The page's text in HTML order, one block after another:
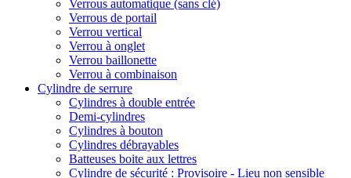
Verrous automatique (sans clé)
Verrous de portail
Verrou vertical
Verrou à onglet
Verrou baillonette
Verrou à combinaison
Cylindre de serrure
Cylindres à double entrée
Demi-cylindres
Cylindres à bouton
Cylindres débrayables
Batteuses boite aux lettres
Cylindre de sécurité : Provisoire - Lieu non sensible